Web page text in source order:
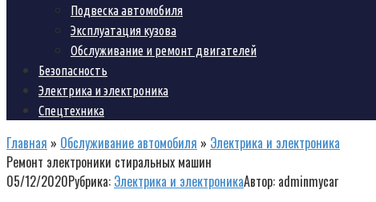
Подвеска автомобиля
Эксплуатация кузова
Обслуживание и ремонт двигателей
Безопасность
Электрика и электроника
Спецтехника
Главная » Обслуживание автомобиля » Электрика и электроника
Ремонт электроники стиральных машин
05/12/2020Рубрика: Электрика и электроникаАвтор: adminmycar